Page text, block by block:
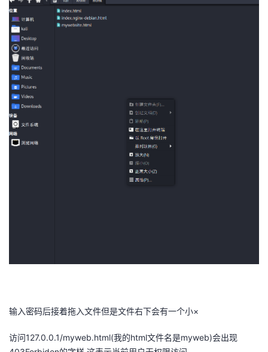
输入密码后接着拖入文件但是文件右下会有一个小×
访问127.0.0.1/myweb.html(我的html文件名是myweb)会出现